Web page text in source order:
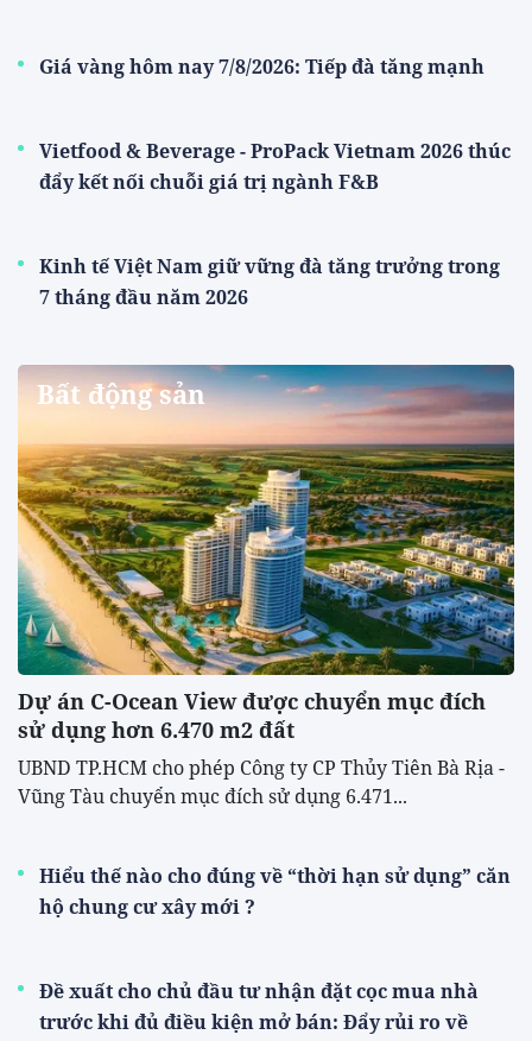
Giá vàng hôm nay 7/8/2026: Tiếp đà tăng mạnh
Vietfood & Beverage - ProPack Vietnam 2026 thúc
đẩy kết nối chuỗi giá trị ngành F&B
Kinh tế Việt Nam giữ vững đà tăng trưởng trong
7 tháng đầu năm 2026
Bất động sản
Dự án C-Ocean View được chuyển mục đích
sử dụng hơn 6.470 m2 đất
UBND TP.HCM cho phép Công ty CP Thủy Tiên Bà Rịa -
Vũng Tàu chuyển mục đích sử dụng 6.471...
Hiểu thế nào cho đúng về “thời hạn sử dụng” căn
hộ chung cư xây mới ?
Đề xuất cho chủ đầu tư nhận đặt cọc mua nhà
trước khi đủ điều kiện mở bán: Đẩy rủi ro về